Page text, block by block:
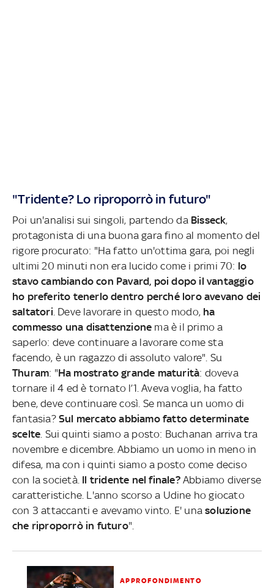
"Tridente? Lo riproporrò in futuro"
Poi un'analisi sui singoli, partendo da Bisseck,
protagonista di una buona gara fino al momento del
rigore procurato: "Ha fatto un'ottima gara, poi negli
ultimi 20 minuti non era lucido come i primi 70: lo
stavo cambiando con Pavard, poi dopo il vantaggio
ho preferito tenerlo dentro perché loro avevano dei
saltatori . Deve lavorare in questo modo, ha
commesso una disattenzione ma è il primo a
saperlo: deve continuare a lavorare come sta
facendo, è un ragazzo di assoluto valore". Su
Thuram: "Ha mostrato grande maturità: doveva
tornare il 4 ed è tornato l’1. Aveva voglia, ha fatto
bene, deve continuare così. Se manca un uomo di
fantasia? Sul mercato abbiamo fatto determinate
scelte . Sui quinti siamo a posto: Buchanan arriva tra
novembre e dicembre. Abbiamo un uomo in meno in
difesa, ma con i quinti siamo a posto come deciso
con la società. Il tridente nel finale? Abbiamo diverse
caratteristiche. L'anno scorso a Udine ho giocato
con 3 attaccanti e avevamo vinto. E' unasoluzione
che riproporrò in futuro".
APPROFONDIMENTO